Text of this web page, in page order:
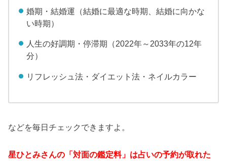
婚期・結婚運（結婚に最適な時期、結婚に向かな
い時期）
人生の好調期・停滞期（2022年～2033年の12年
分）
リフレッシュ法・ダイエット法・ネイルカラー
などを毎日チェックできますよ。
星ひとみさんの「対面の鑑定料」は占いの予約が取れた